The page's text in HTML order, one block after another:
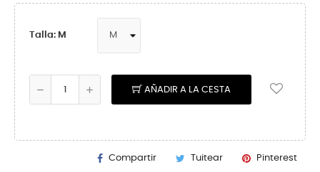
Talla: M
AÑADIR A LA CESTA
Compartir Tuitear Pinterest